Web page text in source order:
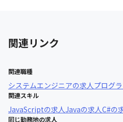
関連リンク
関連職種
システムエンジニアの求人プログ
関連スキル
JavaScriptの求人Javaの求人C#の
同じ勤務地の求人